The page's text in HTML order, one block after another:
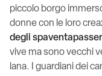
piccolo borgo
donne con le loro
degli
vive ma sono vecchi
lana. I guardiani dei